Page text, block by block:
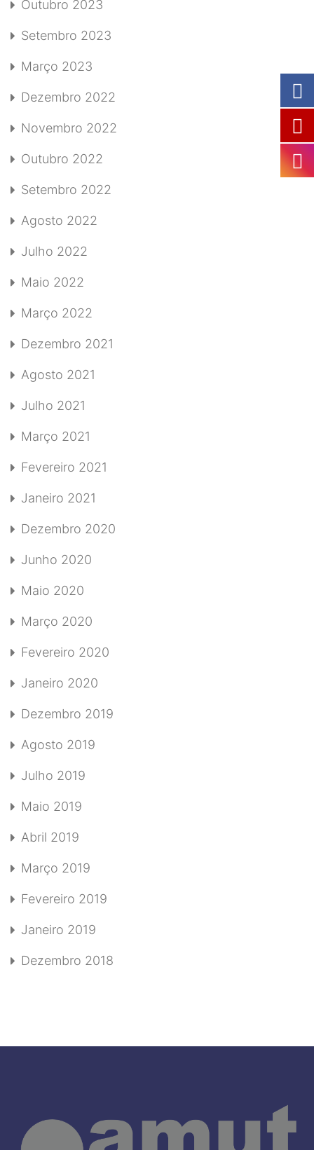
Outubro 2023
Setembro 2023
Março 2023
Dezembro 2022
Novembro 2022
Outubro 2022
Setembro 2022
Agosto 2022
Julho 2022
Maio 2022
Março 2022
Dezembro 2021
Agosto 2021
Julho 2021
Março 2021
Fevereiro 2021
Janeiro 2021
Dezembro 2020
Junho 2020
Maio 2020
Março 2020
Fevereiro 2020
Janeiro 2020
Dezembro 2019
Agosto 2019
Julho 2019
Maio 2019
Abril 2019
Março 2019
Fevereiro 2019
Janeiro 2019
Dezembro 2018